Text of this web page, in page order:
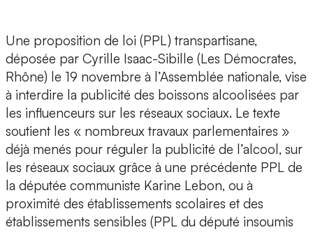
Une proposition de loi (PPL) transpartisane,
déposée par Cyrille Isaac-Sibille (Les Démocrates,
Rhône) le 19 novembre à l’Assemblée nationale, vise
à interdire la publicité des boissons alcoolisées par
les influenceurs sur les réseaux sociaux. Le texte
soutient les « nombreux travaux parlementaires »
déjà menés pour réguler la publicité de l’alcool, sur
les réseaux sociaux grâce à une précédente PPL de
la députée communiste Karine Lebon, ou à
proximité des établissements scolaires et des
établissements sensibles (PPL du député insoumis